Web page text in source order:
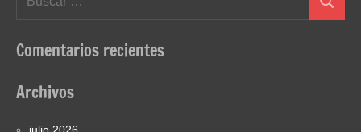
Buscar
Comentarios recientes
Archivos
julio 2026